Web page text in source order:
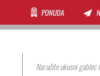
PONUDA
Naručite ukusni gablec